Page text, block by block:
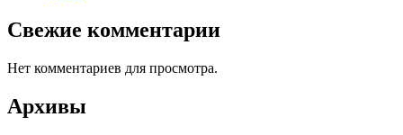
Свежие комментарии
Нет комментариев для просмотра.
Архивы